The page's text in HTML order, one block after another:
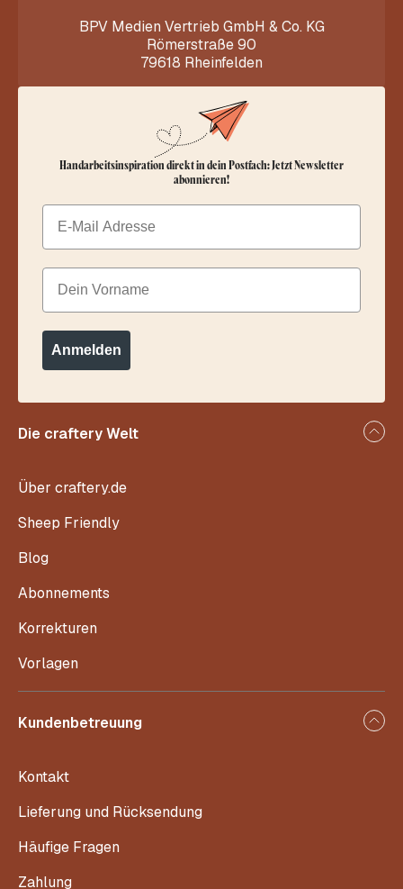
BPV Medien Vertrieb GmbH & Co. KG
Römerstraße 90
79618 Rheinfelden
Die craftery Welt
Über craftery.de
Sheep Friendly
Blog
Abonnements
Korrekturen
Vorlagen
Kundenbetreuung
Kontakt
Lieferung und Rücksendung
Häufige Fragen
Zahlung
Handarbeitsinspiration direkt in dein Postfach: Jetzt Newsletter
abonnieren!
Email
Dein Vorname
Anmelden